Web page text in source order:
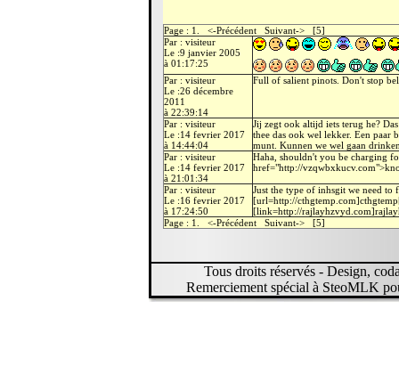
Page : 1. <-Précédent Suivant-> [5]
Par : visiteur
Le :9 janvier 2005
à 01:17:25
Par : visiteur
Le :26 décembre
2011
à 22:39:14
Full of salient pinots. Don't stop
Par : visiteur
Le :14 fevrier 2017
à 14:44:04
Jij zegt ook altijd iets terug he?
thee das ook wel lekker. Een paar
munt. Kunnen we wel gaan
Par : visiteur
Le :14 fevrier 2017
à 21:01:34
Haha, shouldn't you be charging
href="http://
Par : visiteur
Le :16 fevrier 2017
à 17:24:50
Just the type of inhsgit we need to
[url=http://
[link=http://
Page : 1. <-Précédent Suivant-> [5]
Tous droits réservés - Design,
Remerciement spécial à SteoMLK